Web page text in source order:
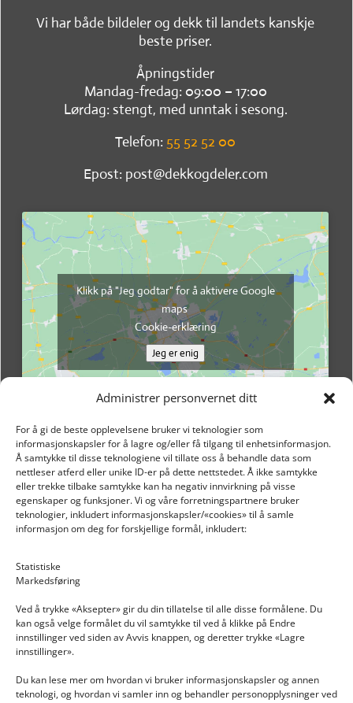
Administrer personvernet ditt
For å gi de beste opplevelsene bruker vi teknologier som
informasjonskapsler for å lagre og/eller få tilgang til enhetsinformasjon.
Å samtykke til disse teknologiene vil tillate oss å behandle data som
nettleser atferd eller unike ID-er på dette nettstedet. Å ikke samtykke
eller trekke tilbake samtykke kan ha negativ innvirkning på visse
egenskaper og funksjoner. Vi og våre forretningspartnere bruker
teknologier, inkludert informasjonskapsler/«cookies» til å samle
informasjon om deg for forskjellige formål, inkludert:
Statistiske
Markedsføring
Ved å trykke «Aksepter» gir du din tillatelse til alle disse formålene. Du
kan også velge formålet du vil samtykke til ved å klikke på Endre
innstillinger ved siden av Avvis knappen, og deretter trykke «Lagre
innstillinger».
Du kan lese mer om hvordan vi bruker informasjonskapsler og annen
teknologi, og hvordan vi samler inn og behandler personopplysninger ved
Vi har både bildeler og dekk til landets kanskje
beste priser.
Åpningstider
Mandag-fredag: 09:00 – 17:00
Lørdag: stengt, med unntak i sesong.
Telefon: 55 52 52 00
Epost: post@dekkogdeler.com
Klikk på "Jeg godtar" for å aktivere Google
maps
Cookie-erklæring
Jeg er enig
INFORMASJON